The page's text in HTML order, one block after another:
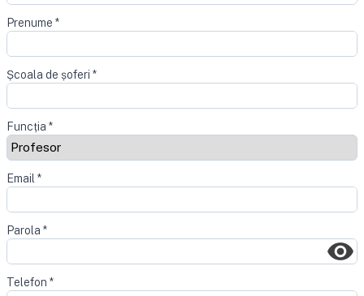
Prenume *
Școala de șoferi *
Funcția *
Email *
Parola *
Telefon *